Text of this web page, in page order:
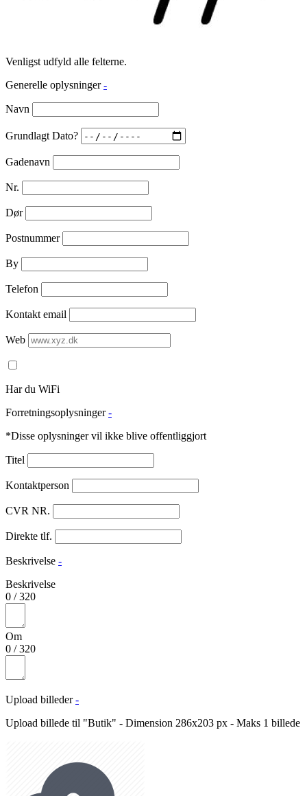
Venligst udfyld alle felterne.
Generelle oplysninger -
Navn
Grundlagt Dato?
Gadenavn
Nr.
Dør
Postnummer
By
Telefon
Kontakt email
Web
Har du WiFi
Forretningsoplysninger -
*Disse oplysninger vil ikke blive offentliggjort
Titel
Kontaktperson
CVR NR.
Direkte tlf.
Beskrivelse -
Beskrivelse
0 /320
Om
0 /320
Upload billeder -
Upload billede til "Butik" - Dimension 286x203 px - Maks 1 billede